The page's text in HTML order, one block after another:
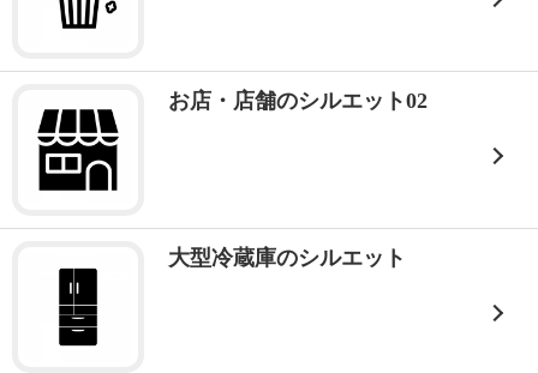
お店・店舗のシルエット02
大型冷蔵庫のシルエット